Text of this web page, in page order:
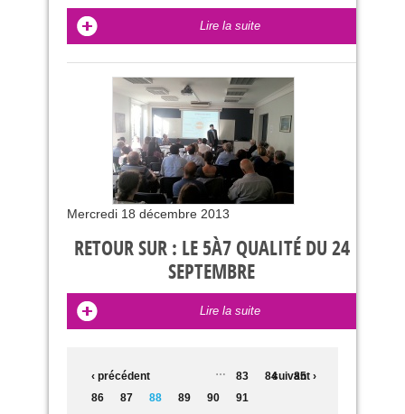
Lire la suite
Mercredi 18 décembre 2013
RETOUR SUR : LE 5À7 QUALITÉ DU 24
SEPTEMBRE
Lire la suite
PAGES
‹ précédent … 83 84
85
86
87 88 89 90 91
suivant ›